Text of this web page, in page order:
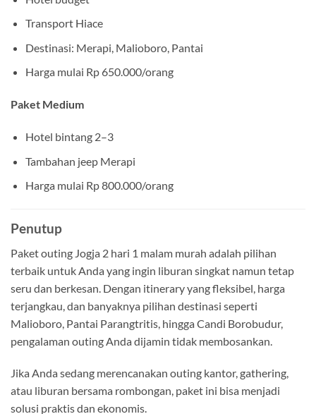
Transport Hiace
Destinasi: Merapi, Malioboro, Pantai
Harga mulai Rp 650.000/orang
Paket Medium
Hotel bintang 2–3
Tambahan jeep Merapi
Harga mulai Rp 800.000/orang
Penutup
Paket outing Jogja 2 hari 1 malam murah adalah pilihan
terbaik untuk Anda yang ingin liburan singkat namun tetap
seru dan berkesan. Dengan itinerary yang fleksibel, harga
terjangkau, dan banyaknya pilihan destinasi seperti
Malioboro, Pantai Parangtritis, hingga Candi Borobudur,
pengalaman outing Anda dijamin tidak membosankan.
Jika Anda sedang merencanakan outing kantor, gathering,
atau liburan bersama rombongan, paket ini bisa menjadi
solusi praktis dan ekonomis.